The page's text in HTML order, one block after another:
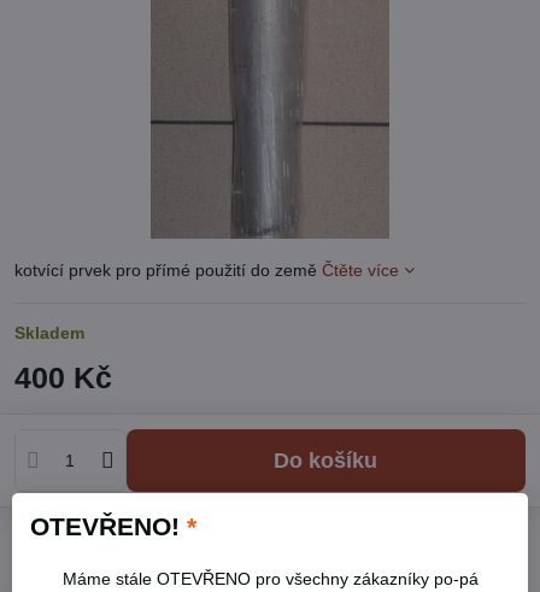
kotvící prvek pro přímé použití do země Čtěte více
Skladem
400 Kč
Do košíku
Přidat k Oblíbeným
OTEVŘENO! *
Máme stále OTEVŘENO pro všechny zákazníky po-pá